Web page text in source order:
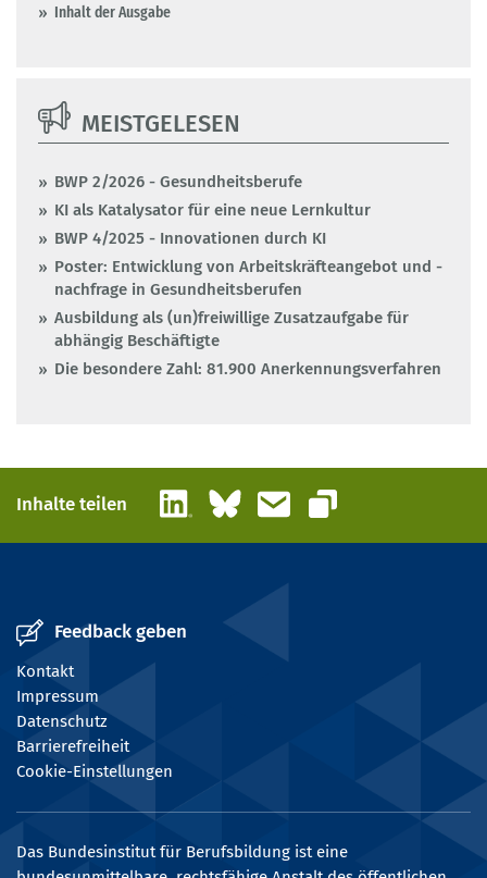
Inhalt der Ausgabe
MEISTGELESEN
BWP 2/2026 - Gesundheitsberufe
KI als Katalysator für eine neue Lernkultur
BWP 4/2025 - Innovationen durch KI
Poster: Entwicklung von Arbeitskräfteangebot und -
nachfrage in Gesundheitsberufen
Ausbildung als (un)freiwillige Zusatzaufgabe für
abhängig Beschäftigte
Die besondere Zahl: 81.900 Anerkennungsverfahren
Inhalte teilen LinkedInBlueskyE-Mail
Link kopieren
Feedback geben
Kontakt
Impressum
Datenschutz
Barrierefreiheit
Cookie-Einstellungen
Das Bundesinstitut für Berufsbildung ist eine